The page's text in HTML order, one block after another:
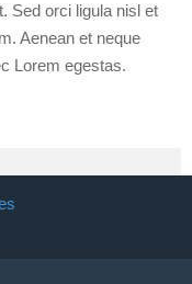
Sed orci ligula nisl et
Aenean et neque
Lorem egestas.